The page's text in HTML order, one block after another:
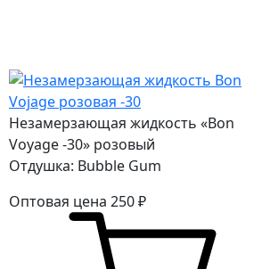
Незамерзающая жидкость «Bon
Voyage -30» розовый
Отдушка: Bubble Gum
Оптовая цена 250₽